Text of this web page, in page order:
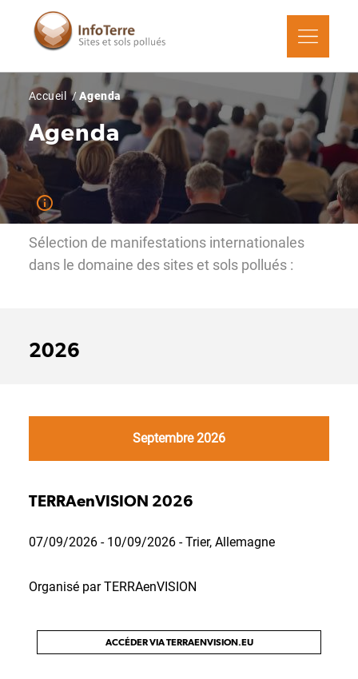
contenu
Fil
d'Ariane
Accueil Agenda
Agenda
Sélection de manifestations internationales
dans le domaine des sites et sols pollués :
2026
Septembre 2026
TERRAenVISION 2026
07/09/2026 - 10/09/2026 - Trier, Allemagne
Organisé par TERRAenVISION
ACCÉDER VIA TERRAENVISION.EU